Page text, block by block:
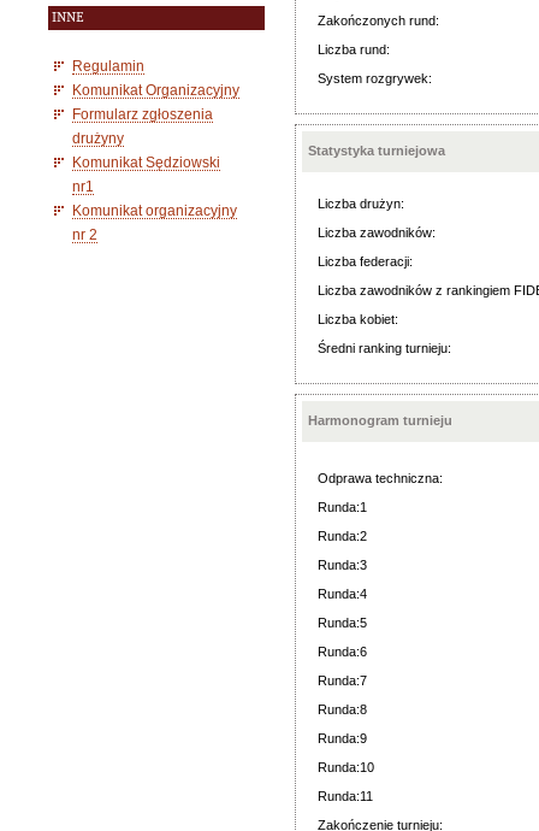
INNE
Regulamin
Komunikat Organizacyjny
Formularz zgłoszenia
drużyny
Komunikat Sędziowski
nr1
Komunikat organizacyjny
nr 2
Zakończonych rund:
Liczba rund:
System rozgrywek:
Statystyka turniejowa
Liczba drużyn:
Liczba zawodników:
Liczba federacji:
Liczba zawodników z rankingiem
Liczba kobiet:
Średni ranking turnieju:
Harmonogram turnieju
Odprawa techniczna:
Runda:1
Runda:2
Runda:3
Runda:4
Runda:5
Runda:6
Runda:7
Runda:8
Runda:9
Runda:10
Runda:11
Zakończenie turnieju: